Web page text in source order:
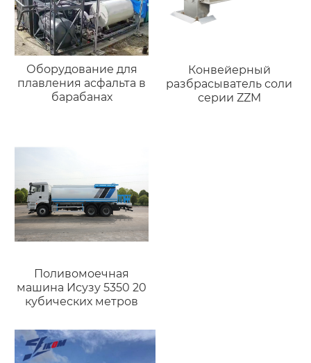
Оборудование для
плавления асфальта в
барабанах
Конвейерный
разбрасыватель соли
серии ZZM
Поливомоечная
машина Исузу 5350 20
кубических метров